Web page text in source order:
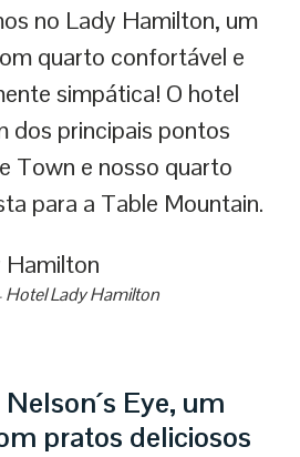
no Lady Hamilton, um
quarto confortável e
simpática! O hotel
dos principais pontos
Town e nosso quarto
para a Table Mountain.
Hotel Lady Hamilton
Eye, um
pratos deliciosos